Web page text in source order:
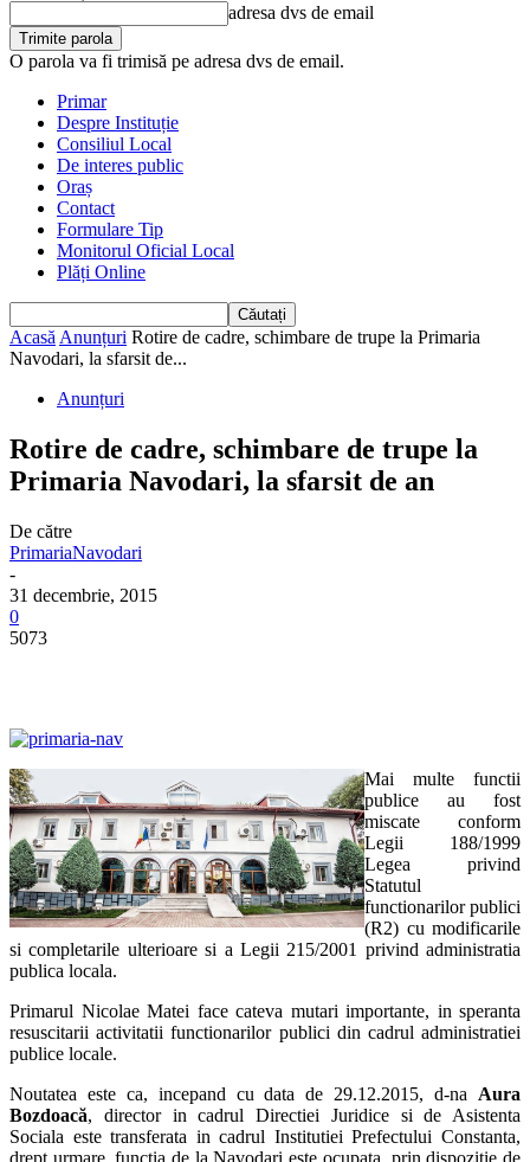
adresa dvs de email
O parola va fi trimisă pe adresa dvs de email.
Primar
Despre Instituție
Consiliul Local
De interes public
Oraș
Contact
Formulare Tip
Monitorul Oficial Local
Plăți Online
Acasă Anunțuri Rotire de cadre, schimbare de trupe la Primaria
Navodari, la sfarsit de...
Anunțuri
Rotire de cadre, schimbare de trupe la
Primaria Navodari, la sfarsit de an
De către
PrimariaNavodari
-
31 decembrie, 2015
0
5073
Mai multe functii
publice au fost
miscate conform
Legii 188/1999
Legea privind
Statutul
functionarilor publici
(R2) cu modificarile
si completarile ulterioare si a Legii 215/2001 privind administratia
publica locala.
Primarul Nicolae Matei face cateva mutari importante, in speranta
resuscitarii activitatii functionarilor publici din cadrul administratiei
publice locale.
Noutatea este ca, incepand cu data de 29.12.2015, d-na Aura
Bozdoacă, director in cadrul Directiei Juridice si de Asistenta
Sociala este transferata in cadrul Institutiei Prefectului Constanta,
drept urmare, functia de la Navodari este ocupata, prin dispozitie de